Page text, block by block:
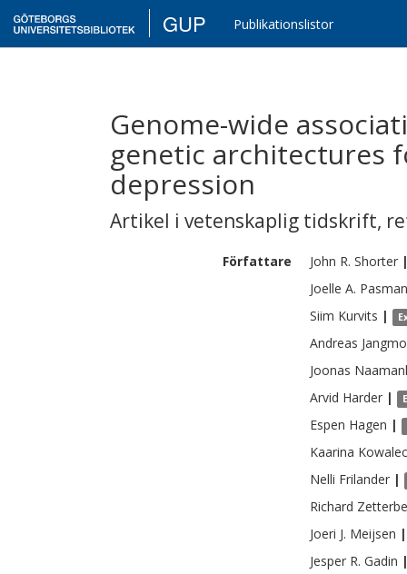
GUP Publikationslistor
Genome-wide
genetic architectures
depression
Artikel i vetenskaplig tidskrift,
Författare John R. Shorter
Joelle A. Pasman
Siim Kurvits |
Andreas Jangmo
Joonas
Arvid Harder |
Espen Hagen |
Kaarina Kowalec
Nelli Frilander |
Richard
Joeri J. Meijsen |
Jesper R. Gadin